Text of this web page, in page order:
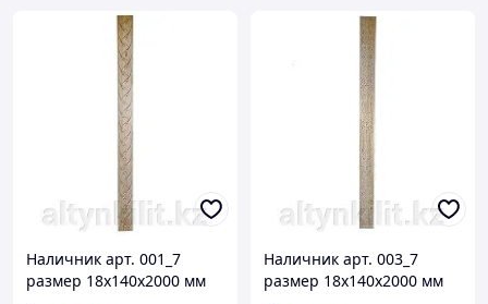
Наличник арт. 001_7
размер 18х140х2000 мм
Наличник арт. 003_7
размер 18х140х2000 мм